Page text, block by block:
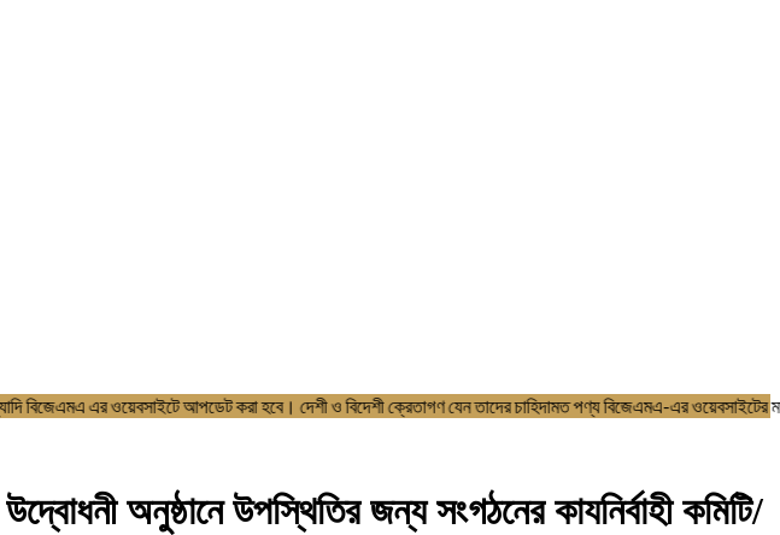
তথ্যাদি বিজেএমএ এর ওয়েবসাইটে আপডেট করা হবে। দেশী ও বিদেশী ক্রেতাগণ যেন তাদের
অনুষ্ঠানে উপস্থিতির জন্য সংগঠনের কাযনির্বাহী কমিটি/